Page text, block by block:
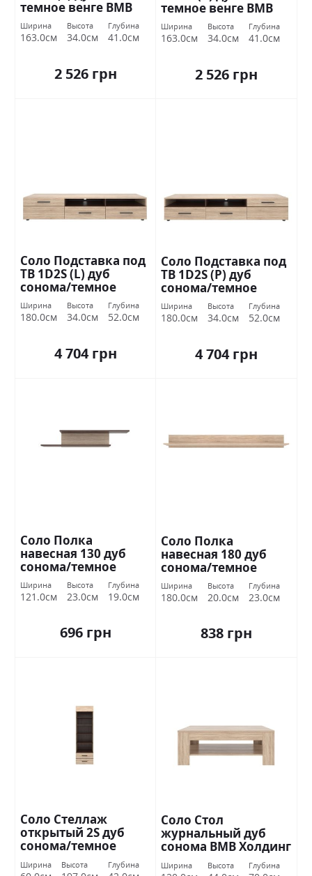
темное венге ВМВ
Холдинг
Ширина
163.0см
Высота
34.0см
Глубина
41.0см
2 526 грн
темное венге ВМВ
Холдинг
Ширина
163.0см
Высота
34.0см
Глубина
41.0см
2 526 грн
Соло Подставка под
ТВ 1D2S (L) дуб
сонома/темное
венге ВМВ Холдинг
Ширина
180.0см
Высота
34.0см
Глубина
52.0см
4 704 грн
Соло Подставка под
ТВ 1D2S (Р) дуб
сонома/темное
венге ВМВ Холдинг
Ширина
180.0см
Высота
34.0см
Глубина
52.0см
4 704 грн
Соло Полка
навесная 130 дуб
сонома/темное
венге ВМВ Холдинг
Ширина
121.0см
Высота
23.0см
Глубина
19.0см
696 грн
Соло Полка
навесная 180 дуб
сонома/темное
венге ВМВ Холдинг
Ширина
180.0см
Высота
20.0см
Глубина
23.0см
838 грн
Соло Стеллаж
открытый 2S дуб
сонома/темное
венге ВМВ Холдинг
Ширина Высота Глубина
Соло Стол
журнальный дуб
сонома ВМВ Холдинг
Ширина Высота Глубина